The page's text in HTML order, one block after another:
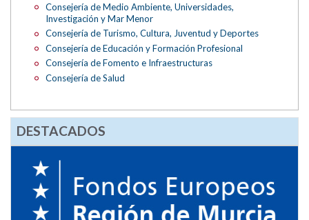
Consejería de Medio Ambiente, Universidades,
Investigación y Mar Menor
Consejería de Turismo, Cultura, Juventud y Deportes
Consejería de Educación y Formación Profesional
Consejería de Fomento e Infraestructuras
Consejería de Salud
DESTACADOS